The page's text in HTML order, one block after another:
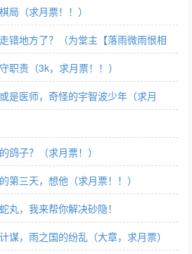
局（求月票！！）
错地方了？（为堂主【落雨微雨恨相
职责（3k，求月票！！）
是医师，奇怪的宇智波少年（求月
鸽子？（求月票！）
第三天，想他（求月票！！）
丸，我来帮你解决砂隐！
谋，雨之国的纷乱（大章，求月票）